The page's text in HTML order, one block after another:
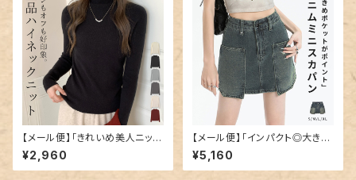
【メール便】「きれいめ美人ニッ
ト」ニット レディース きれいめ
ハイネック トップス／tops232
5
¥2,960
【メール便】「インパクト◎大き目
ポケット」デニム ミニスカート 韓
国ファッション デニムスカート ミ
ニ／skirt070
¥5,160